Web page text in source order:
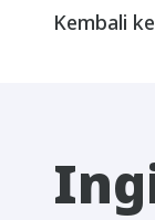
Kembali